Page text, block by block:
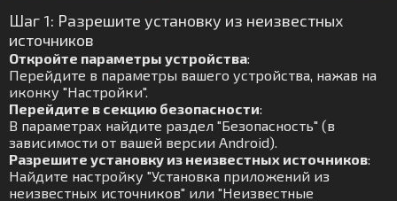
Шаг 1: Разрешите установку из неизвестных
источников
Откройте параметры устройства:
Перейдите в параметры вашего устройства, нажав на
иконку "Настройки".
Перейдите в секцию безопасности:
В параметрах найдите раздел "Безопасность" (в
зависимости от вашей версии Android).
Разрешите установку из неизвестных источников:
Найдите настройку "Установка приложений из
неизвестных источников" или "Неизвестные